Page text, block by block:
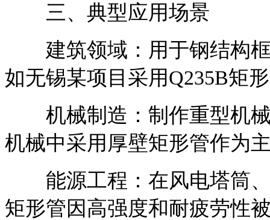
三、典型应用场景
建筑领域：用于钢结构框
如无锡某项目采用Q235B矩
机械制造：制作重型机械
机械中采用厚壁矩形管作为
能源工程：在风电塔筒、
矩形管因高强度和耐疲劳性